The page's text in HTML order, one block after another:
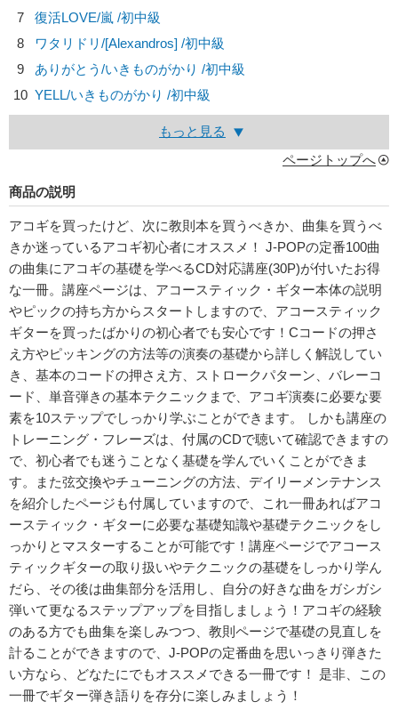
7
復活LOVE/嵐 /初中級
8
ワタリドリ/[Alexandros] /初中級
9
ありがとう/いきものがかり /初中級
10 YELL/いきものがかり /初中級
もっと見る
ページトップへ
商品の説明
アコギを買ったけど、次に教則本を買うべきか、曲集を買うべ
きか迷っているアコギ初心者にオススメ！ J-POPの定番100曲
の曲集にアコギの基礎を学べるCD対応講座(30P)が付いたお得
な一冊。講座ページは、アコースティック・ギター本体の説明
やピックの持ち方からスタートしますので、アコースティック
ギターを買ったばかりの初心者でも安心です！Cコードの押さ
え方やピッキングの方法等の演奏の基礎から詳しく解説してい
き、基本のコードの押さえ方、ストロークパターン、バレーコ
ード、単音弾きの基本テクニックまで、アコギ演奏に必要な要
素を10ステップでしっかり学ぶことができます。 しかも講座の
トレーニング・フレーズは、付属のCDで聴いて確認できますの
で、初心者でも迷うことなく基礎を学んでいくことができま
す。また弦交換やチューニングの方法、デイリーメンテナンス
を紹介したページも付属していますので、これ一冊あればアコ
ースティック・ギターに必要な基礎知識や基礎テクニックをし
っかりとマスターすることが可能です！講座ページでアコース
ティックギターの取り扱いやテクニックの基礎をしっかり学ん
だら、その後は曲集部分を活用し、自分の好きな曲をガシガシ
弾いて更なるステップアップを目指しましょう！アコギの経験
のある方でも曲集を楽しみつつ、教則ページで基礎の見直しを
計ることができますので、J-POPの定番曲を思いっきり弾きた
い方なら、どなたにでもオススメできる一冊です！ 是非、この
一冊でギター弾き語りを存分に楽しみましょう！